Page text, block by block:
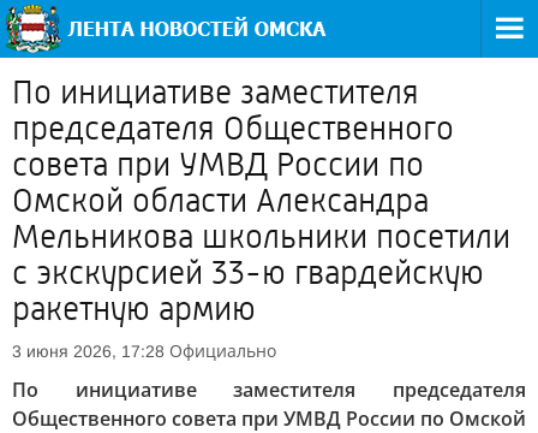
По инициативе заместителя
председателя Общественного
совета при УМВД России по
Омской области Александра
Мельникова школьники посетили
с экскурсией 33-ю гвардейскую
ракетную армию
3 июня 2026, 17:28 Официально
По инициативе заместителя председателя
Общественного совета при УМВД России по Омской